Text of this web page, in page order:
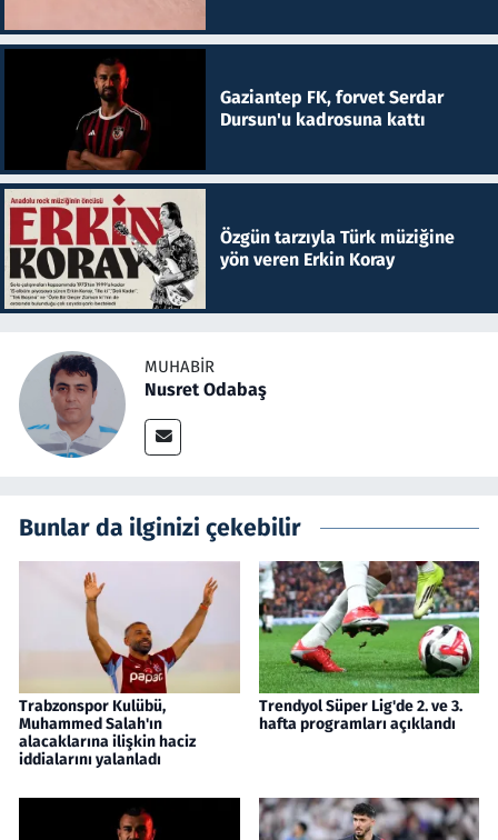
Gaziantep FK, forvet Serdar
Dursun'u kadrosuna kattı
Özgün tarzıyla Türk müziğine
yön veren Erkin Koray
MUHABIR
Nusret Odabaş
Bunlar da ilginizi çekebilir
Trabzonspor Kulübü,
Muhammed Salah'ın
alacaklarına ilişkin haciz
iddialarını yalanladı
Trendyol Süper Lig'de 2. ve 3.
hafta programları açıklandı